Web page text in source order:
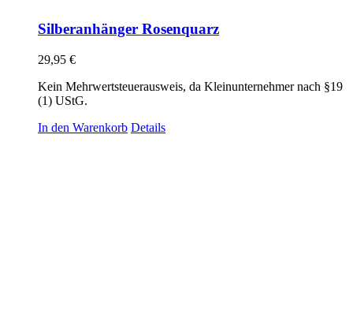
Silberanhänger Rosenquarz
29,95 €
Kein Mehrwertsteuerausweis, da Kleinunternehmer nach §19
(1) UStG.
In den Warenkorb Details